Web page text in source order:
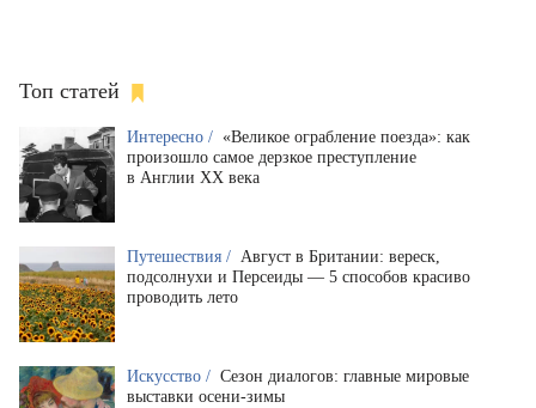
Топ статей
Интересно / «Великое ограбление поезда»: как
произошло самое дерзкое преступление
в Англии XX века
Путешествия / Август в Британии: вереск,
подсолнухи и Персеиды — 5 способов красиво
проводить лето
Искусство / Сезон диалогов: главные мировые
выставки осени-зимы